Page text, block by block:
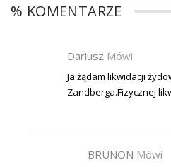
% KOMENTARZE
Dariusz Mówi
Ja żądam likwidacji
Zandberga.Fizycznej
BRUNON Mówi